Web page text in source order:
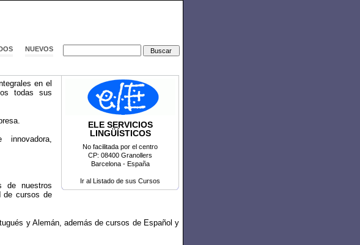
NUEVOS
ELE SERVICIOS
LINGÜÍSTICOS
No facilitada por el centro
CP: 08400 Granollers
Barcelona - España
Ir al Listado de sus Cursos
en el
todas sus
de nuestros
de cursos de
y Alemán, además de cursos de Español y